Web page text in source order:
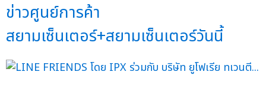
ข่าวศูนย์การค้า
สยามเซ็นเตอร์+สยามเซ็นเตอร์วันนี้